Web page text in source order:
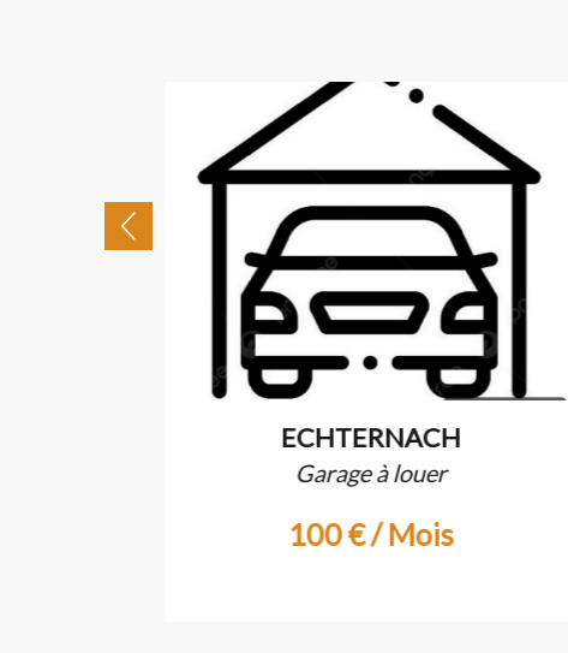
ECHTERNACH
Garage à louer
100 € / Mois